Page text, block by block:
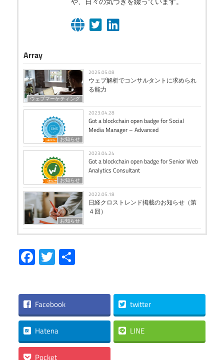
Array
ウェブマーケティング
2025.05.08
ウェブ解析でコンサルタントに求められ
る能力
お知らせ
2023.04.28
Got a blockchain open badge for Social
Media Manager – Advanced
お知らせ
2023.04.24
Got a blockchain open badge for Senior Web
Analytics Consultant
お知らせ
2022.05.18
日経クロストレンド掲載のお知らせ（第
４回）
Facebook
Twitter
Facebook twitter
Hatena LINE
Pocket